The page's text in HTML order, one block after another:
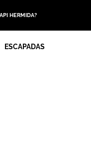
HERMIDA?
ESCAPADAS